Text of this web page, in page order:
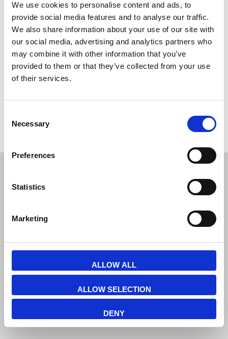
We use cookies to personalise content and ads, to
provide social media features and to analyse our traffic.
We also share information about your use of our site with
our social media, advertising and analytics partners who
may combine it with other information that you’ve
provided to them or that they’ve collected from your use
of their services.
Selection
Necessary
Preferences
Statistics
Marketing
ALLOW ALL
ALLOW SELECTION
DENY
Ophængsøje drejeligt
Til ophæng af rammer ved brug af kroge / snor o.lign.
Passer til Skilterammer i plast = profil 100.
kontakteos.
info@displayshop.dk
Tilmeld nyhedsbrev